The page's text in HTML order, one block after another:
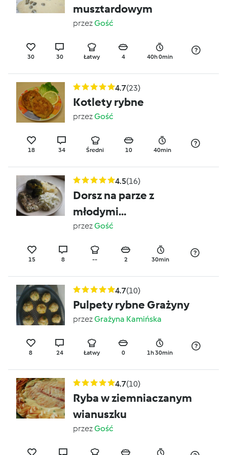
musztardowym
przezGość
30 30 Łatwy 4 40h 0min
4.7(23)
Kotlety rybne
przezGość
18 34 Średni 10 40min
4.5(16)
Dorsz na parze z
młodymi
ziemniaczkami,
brokułem i surowka z
rzodkwi i pekińskiej
przezGość
15 8 -- 2 30min
4.7(10)
Pulpety rybne Grażyny
przezGrażyna Kamińska
8 24 Łatwy 0 1h 30min
4.7(10)
Ryba w ziemniaczanym
wianuszku
przezGość